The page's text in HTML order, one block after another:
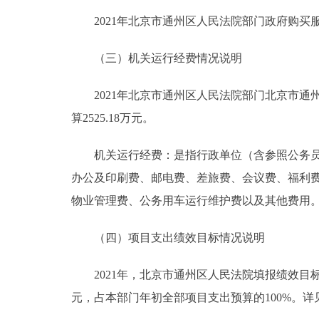
2021年北京市通州区人民法院部门政府购买服
（三）机关运行经费情况说明
2021年北京市通州区人民法院部门北京市通
算2525.18万元。
机关运行经费：是指行政单位（含参照公务员
办公及印刷费、邮电费、差旅费、会议费、福利
物业管理费、公务用车运行维护费以及其他费用
（四）项目支出绩效目标情况说明
2021年，北京市通州区人民法院填报绩效目标
元，占本部门年初全部项目支出预算的100%。